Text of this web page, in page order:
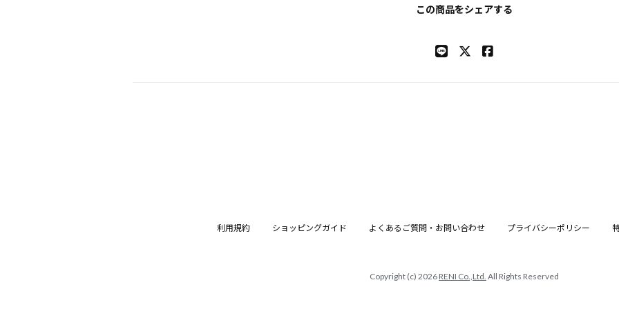
この商品をシェアする
利用規約 ショッピングガイド よくあるご質問・お問い合わせ プライバシーポリシー
Copyright (c) 2026 RENI Co.,Ltd. All Rights Reserved